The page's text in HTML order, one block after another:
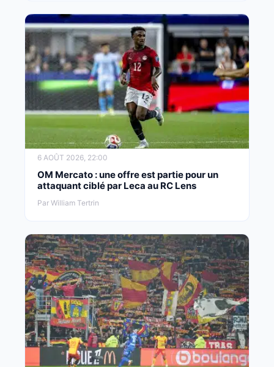
6 AOÛT 2026, 22:00
OM Mercato : une offre est partie pour un
attaquant ciblé par Leca au RC Lens
Par William Tertrin